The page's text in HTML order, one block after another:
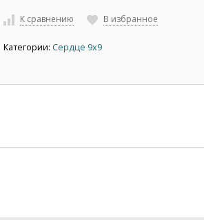
К сравнению В избранное
Категории: Сердце 9х9